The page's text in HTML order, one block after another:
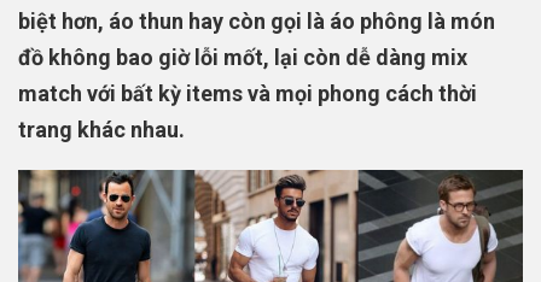
biệt hơn, áo thun hay còn gọi là áo phông là món
đồ không bao giờ lỗi mốt, lại còn dễ dàng mix
match với bất kỳ items và mọi phong cách thời
trang khác nhau.